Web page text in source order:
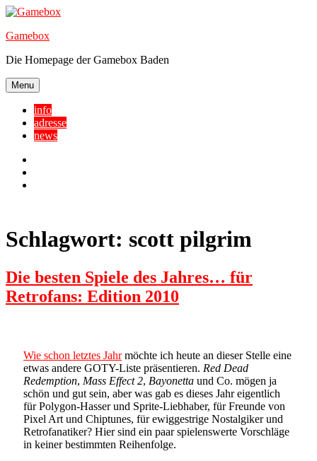
Skip
content
Gamebox
Die Homepage der Gamebox Baden
Menu
info
adresse
news
Schlagwort: scott pilgrim
Die besten Spiele des Jahres… für
Retrofans: Edition 2010
Wie schon letztes Jahrmöchte ich heute an dieser Stelle eine
etwas andere GOTY-Liste präsentieren. Red Dead
Redemption, Mass Effect 2, Bayonetta und Co. mögen ja
schön und gut sein, aber was gab es dieses Jahr eigentlich
für Polygon-Hasser und Sprite-Liebhaber, für Freunde von
Pixel Art und Chiptunes, für ewiggestrige Nostalgiker und
Retrofanatiker? Hier sind ein paar spielenswerte Vorschläge
in keiner bestimmten Reihenfolge.